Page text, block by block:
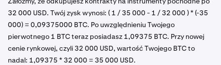
32 000 USD. Twój zysk wynosi: ( 1 / 35 000 - 1 / 32 000 ) * (-35
000) = 0,09375000 BTC. Po uwzględnieniu Twojego
pierwotnego 1 BTC teraz posiadasz 1,09375 BTC. Przy nowej
cenie rynkowej, czyli 32 000 USD, wartość Twojego BTC to
nadal: 1,09375 * 32 000 = 35 000 USD.